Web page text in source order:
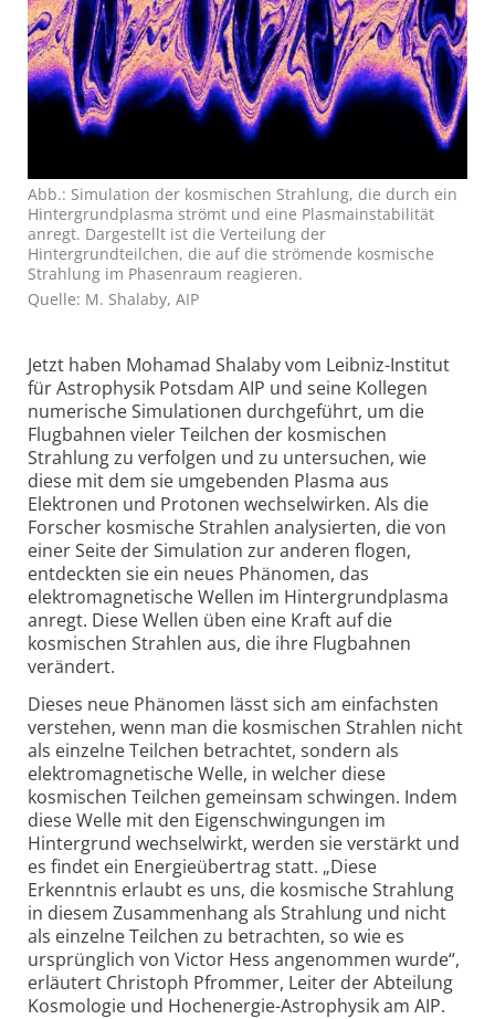
Abb.: Simulation der kosmischen Strahlung, die durch ein
Hintergrundplasma strömt und eine Plasmainstabilität
anregt. Dargestellt ist die Verteilung der
Hintergrundteilchen, die auf die strömende kosmische
Strahlung im Phasenraum reagieren.
Quelle: M. Shalaby, AIP
Jetzt haben Mohamad Shalaby vom Leibniz-Institut
für Astrophysik Potsdam AIP und seine Kollegen
numerische Simulationen durchgeführt, um die
Flugbahnen vieler Teilchen der kosmischen
Strahlung zu verfolgen und zu untersuchen, wie
diese mit dem sie umgebenden Plasma aus
Elektronen und Protonen wechselwirken. Als die
Forscher kosmische Strahlen analysierten, die von
einer Seite der Simulation zur anderen flogen,
entdeckten sie ein neues Phänomen, das
elektromagnetische Wellen im Hintergrundplasma
anregt. Diese Wellen üben eine Kraft auf die
kosmischen Strahlen aus, die ihre Flugbahnen
verändert.
Dieses neue Phänomen lässt sich am einfachsten
verstehen, wenn man die kosmischen Strahlen nicht
als einzelne Teilchen betrachtet, sondern als
elektromagnetische Welle, in welcher diese
kosmischen Teilchen gemeinsam schwingen. Indem
diese Welle mit den Eigenschwingungen im
Hintergrund wechselwirkt, werden sie verstärkt und
es findet ein Energieübertrag statt. „Diese
Erkenntnis erlaubt es uns, die kosmische Strahlung
in diesem Zusammenhang als Strahlung und nicht
als einzelne Teilchen zu betrachten, so wie es
ursprünglich von Victor Hess angenommen wurde“,
erläutert Christoph Pfrommer, Leiter der Abteilung
Kosmologie und Hochenergie-Astrophysik am AIP.